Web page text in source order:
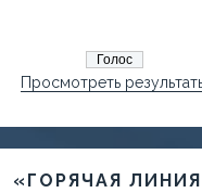
Просмотреть
«ГОРЯЧАЯ